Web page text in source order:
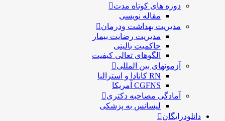
دوره های کوتاه مدت
مقاله نویسی
مدیریت بهداشت ودرمان
مديريت رضايت بيمار
حاكميت بالينی
الگوهای تعالی کيفيت
آزمونهای بین المللی
RN کانادا و استرالیا
CGFNS آمریکا
آمادگی مصاحبه دکتری
لیسانس به پزشکی
دانلودرایگان